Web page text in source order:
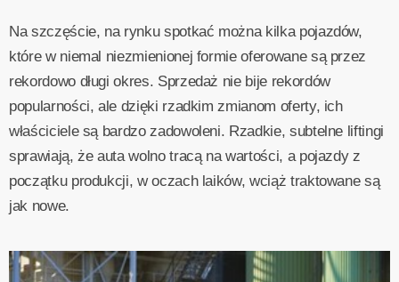
Na szczęście, na rynku spotkać można kilka pojazdów,
które w niemal niezmienionej formie oferowane są przez
rekordowo długi okres. Sprzedaż nie bije rekordów
popularności, ale dzięki rzadkim zmianom oferty, ich
właściciele są bardzo zadowoleni. Rzadkie, subtelne liftingi
sprawiają, że auta wolno tracą na wartości, a pojazdy z
początku produkcji, w oczach laików, wciąż traktowane są
jak nowe.